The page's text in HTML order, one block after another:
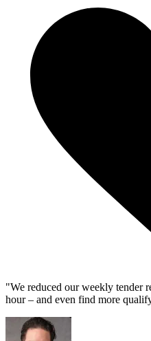
"We reduced our weekly tender
hour – and even find more